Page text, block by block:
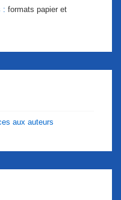
: formats papier et
aux auteurs